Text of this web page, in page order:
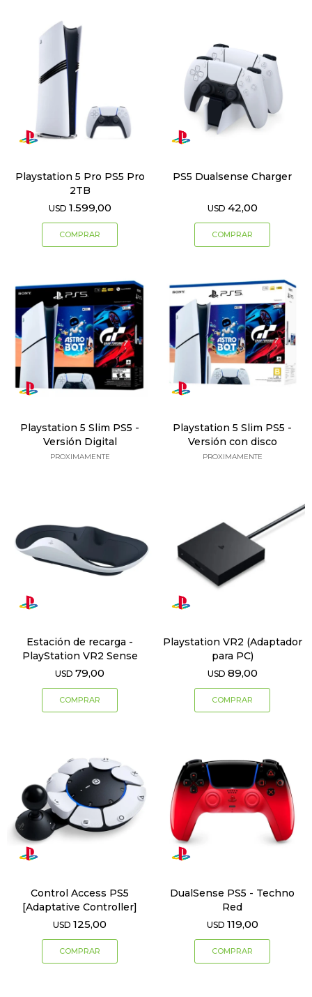
Playstation 5 Pro PS5 Pro
2TB
USD 1.599,00
PS5 Dualsense Charger
USD 42,00
Playstation 5 Slim PS5 -
Versión Digital
PROXIMAMENTE
Playstation 5 Slim PS5 -
Versión con disco
PROXIMAMENTE
Estación de recarga -
PlayStation VR2 Sense
USD 79,00
Playstation VR2 (Adaptador
para PC)
USD 89,00
Control Access PS5
[Adaptative Controller]
USD 125,00
DualSense PS5 - Techno
Red
USD 119,00